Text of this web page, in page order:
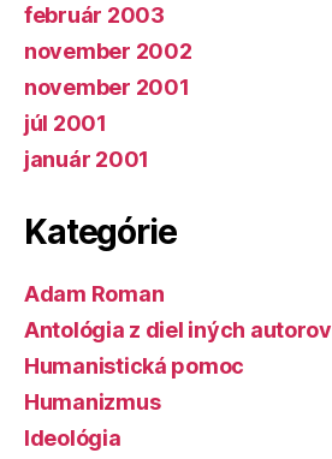
február 2003
november 2002
november 2001
júl 2001
január 2001
Kategórie
Adam Roman
Antológia z diel iných autorov
Humanistická pomoc
Humanizmus
Ideológia